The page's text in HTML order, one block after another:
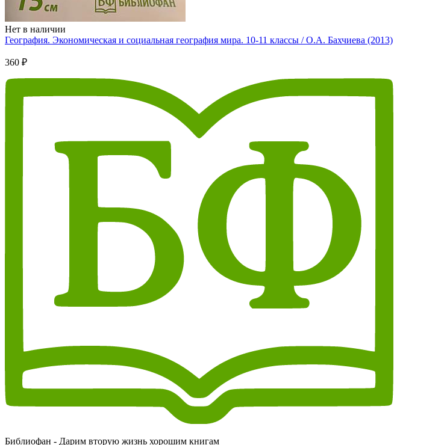
Нет в наличии
География. Экономическая и социальная география мира. 10-11 классы / О.А. Бахчиева (2013)
360 ₽
Библиофан - Дарим вторую жизнь хорошим книгам